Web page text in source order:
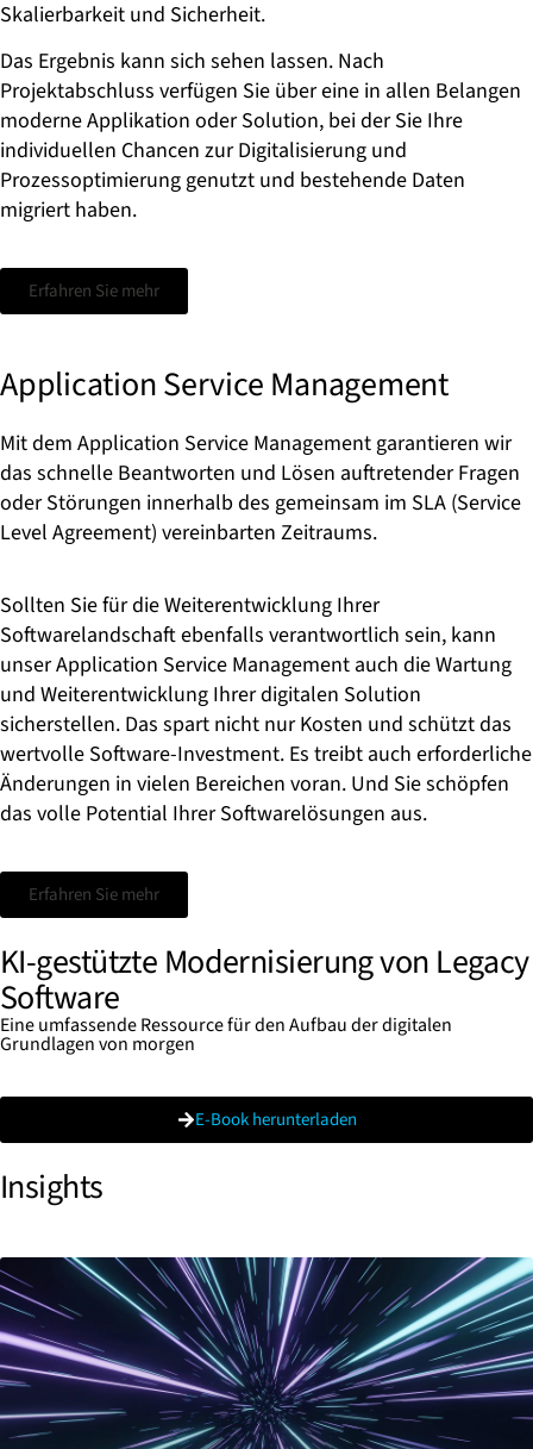
Skalierbarkeit und Sicherheit.
Das Ergebnis kann sich sehen lassen. Nach
Projektabschluss verfügen Sie über eine in allen Belangen
moderne Applikation oder Solution, bei der Sie Ihre
individuellen Chancen zur Digitalisierung und
Prozessoptimierung genutzt und bestehende Daten
migriert haben.
Erfahren Sie mehr
Application Service Management
Mit dem Application Service Management garantieren wir
das schnelle Beantworten und Lösen auftretender Fragen
oder Störungen innerhalb des gemeinsam im SLA (Service
Level Agreement) vereinbarten Zeitraums.
Sollten Sie für die Weiterentwicklung Ihrer
Softwarelandschaft ebenfalls verantwortlich sein, kann
unser Application Service Management auch die Wartung
und Weiterentwicklung Ihrer digitalen Solution
sicherstellen. Das spart nicht nur Kosten und schützt das
wertvolle Software-Investment. Es treibt auch erforderliche
Änderungen in vielen Bereichen voran. Und Sie schöpfen
das volle Potential Ihrer Softwarelösungen aus.
Erfahren Sie mehr
KI-gestützte Modernisierung von Legacy
Software
Eine umfassende Ressource für den Aufbau der digitalen
Grundlagen von morgen
E-Book herunterladen
Insights